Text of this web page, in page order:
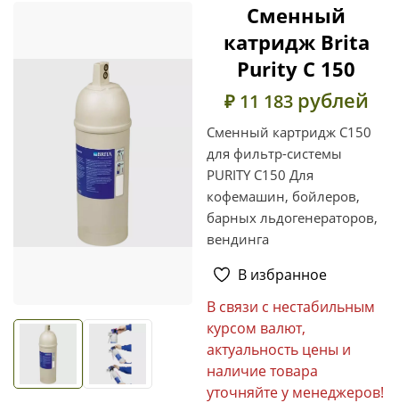
Сменный
катридж Brita
Purity С 150
₽ 11 183 рублей
Сменный картридж C150
для фильтр-системы
PURITY C150 Для
кофемашин, бойлеров,
барных льдогенераторов,
вендинга
В избранное
В связи с нестабильным
курсом валют,
актуальность цены и
наличие товара
уточняйте у менеджеров!